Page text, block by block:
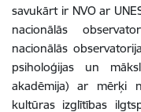
savukārt ir NVO ar
nacionālās
nacionālās
psiholoģijas un
akadēmija) ar mērķi
kultūras izglītības